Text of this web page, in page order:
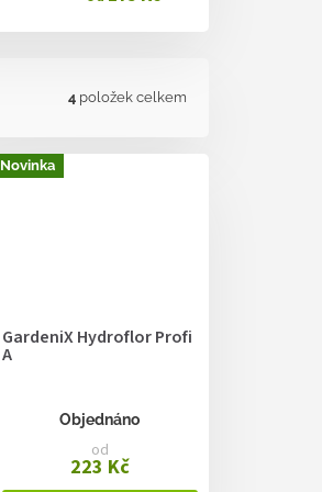
4 položek celkem
Novinka
GardeniX Hydroflor Profi
A
Objednáno
od
223 Kč